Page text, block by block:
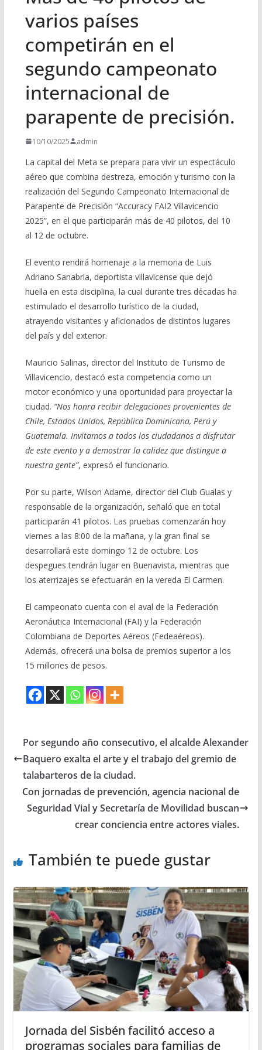
varios países
competirán en el
segundo campeonato
internacional de
parapente de precisión.
10/10/2025 admin
La capital del Meta se prepara para vivir un espectáculo
aéreo que combina destreza, emoción y turismo con la
realización del Segundo Campeonato Internacional de
Parapente de Precisión “Accuracy FAI2 Villavicencio
2025”, en el que participarán más de 40 pilotos, del 10
al 12 de octubre.
El evento rendirá homenaje a la memoria de Luis
Adriano Sanabria, deportista villavicense que dejó
huella en esta disciplina, la cual durante tres décadas ha
estimulado el desarrollo turístico de la ciudad,
atrayendo visitantes y aficionados de distintos lugares
del país y del exterior.
Mauricio Salinas, director del Instituto de Turismo de
Villavicencio, destacó esta competencia como un
motor económico y una oportunidad para proyectar la
ciudad. “Nos honra recibir delegaciones provenientes de
Chile, Estados Unidos, República Dominicana, Perú y
Guatemala. Invitamos a todos los ciudadanos a disfrutar
de este evento y a demostrar la calidez que distingue a
nuestra gente”, expresó el funcionario.
Por su parte, Wilson Adame, director del Club Gualas y
responsable de la organización, señaló que en total
participarán 41 pilotos. Las pruebas comenzarán hoy
viernes a las 8:00 de la mañana, y la gran final se
desarrollará este domingo 12 de octubre. Los
despegues tendrán lugar en Buenavista, mientras que
los aterrizajes se efectuarán en la vereda El Carmen.
El campeonato cuenta con el aval de la Federación
Aeronáutica Internacional (FAI) y la Federación
Colombiana de Deportes Aéreos (Fedeaéreos).
Además, ofrecerá una bolsa de premios superior a los
15 millones de pesos.
Por segundo año consecutivo, el alcalde Alexander
Baquero exalta el arte y el trabajo del gremio de
talabarteros de la ciudad.
Con jornadas de prevención, agencia nacional de
Seguridad Vial y Secretaría de Movilidad buscan
crear conciencia entre actores viales.
También te puede gustar
Jornada del Sisbén facilitó acceso a
programas sociales para familias de